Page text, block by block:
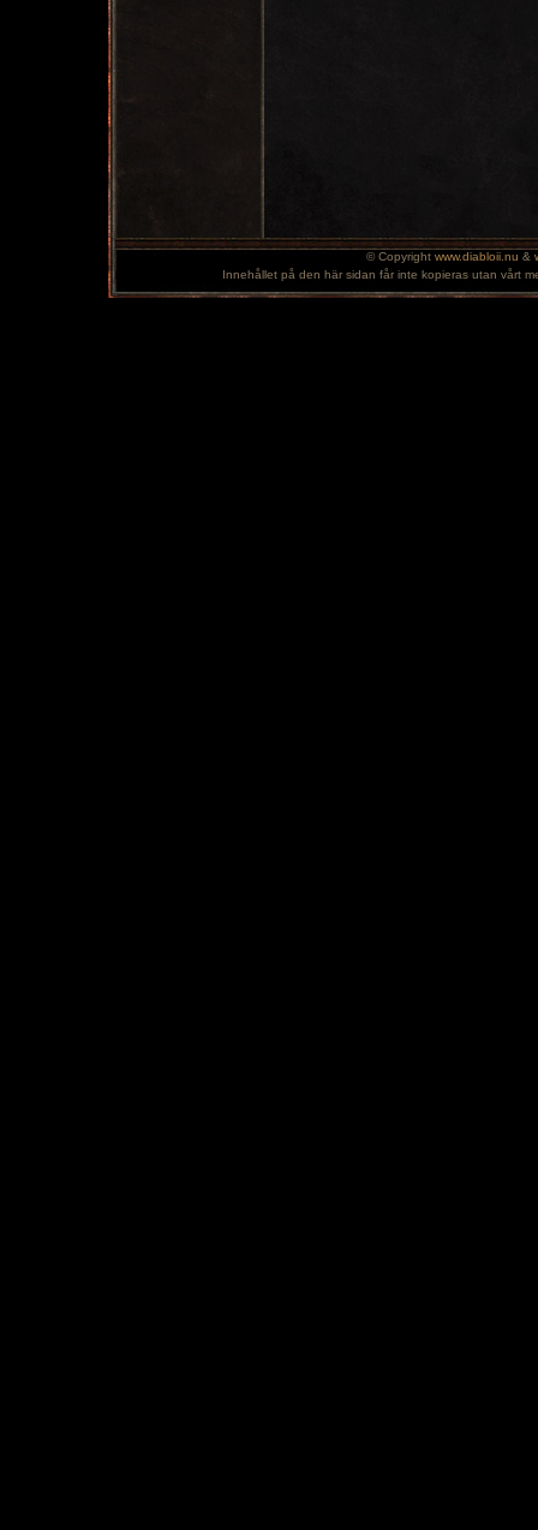
© Copyright www.diabloii.nu &
Innehållet på den här sidan får inte kopieras utan vårt